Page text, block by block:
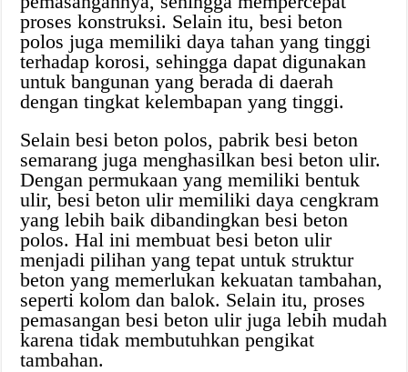
proses konstruksi. Selain itu, besi beton
polos juga memiliki daya tahan yang tinggi
terhadap korosi, sehingga dapat digunakan
untuk bangunan yang berada di daerah
dengan tingkat kelembapan yang tinggi.
Selain besi beton polos, pabrik besi beton
semarang juga menghasilkan besi beton ulir.
Dengan permukaan yang memiliki bentuk
ulir, besi beton ulir memiliki daya cengkram
yang lebih baik dibandingkan besi beton
polos. Hal ini membuat besi beton ulir
menjadi pilihan yang tepat untuk struktur
beton yang memerlukan kekuatan tambahan,
seperti kolom dan balok. Selain itu, proses
pemasangan besi beton ulir juga lebih mudah
karena tidak membutuhkan pengikat
tambahan.